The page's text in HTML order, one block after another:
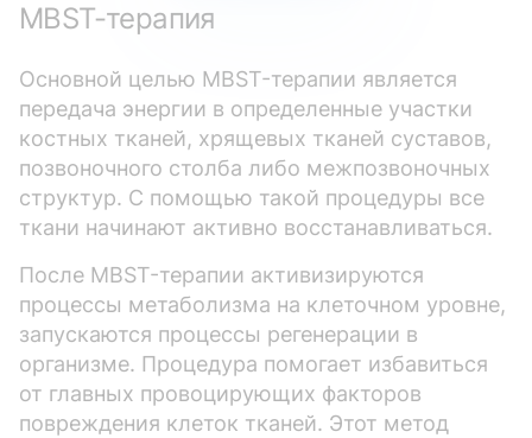
MBST-терапия
Основной целью MBST-терапии является
передача энергии в определенные участки
костных тканей, хрящевых тканей суставов,
позвоночного столба либо межпозвоночных
структур. С помощью такой процедуры все
ткани начинают активно восстанавливаться.
После MBST-терапии активизируются
процессы метаболизма на клеточном уровне,
запускаются процессы регенерации в
организме. Процедура помогает избавиться
от главных провоцирующих факторов
повреждения клеток тканей. Этот метод